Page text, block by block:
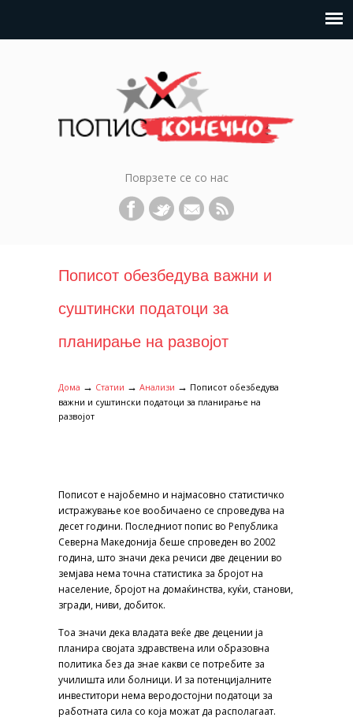
Поврзете се со нас
Пописот обезбедува важни и
суштински податоци за
планирање на развојот
Дома → Статии → Анализи → Пописот обезбедува
важни и суштински податоци за планирање на
развојот
Пописот е најобемно и најмасовно статистичко
истражување кое вообичаено се спроведува на
десет години. Последниот попис во Република
Северна Македонија беше спроведен во 2002
година, што значи дека речиси две децении во
земјава нема точна статистика за бројот на
население, бројот на домаќинства, куќи, станови,
згради, ниви, добиток.
Тоа значи дека владата веќе две децении ја
планира својата здравствена или образовна
политика без да знае какви се потребите за
училишта или болници. И за потенцијалните
инвеститори нема веродостојни податоци за
работната сила со која можат да располагаат.